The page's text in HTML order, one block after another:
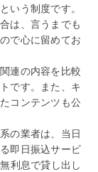
いう制度です。
は、言うまでも
で心に留めてお
連の内容を比較
です。また、キ
コンテンツも公
の業者は、当日
即日振込サービ
利息で貸し出し